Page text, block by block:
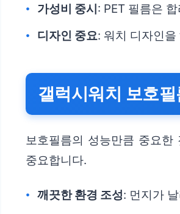
가성비 중시 : PET 필름은
디자인 중요: 워치 디자인
갤럭시워치 보호
보호필름의 성능만큼 중요한
중요합니다.
깨끗한 환경 조성: 먼지가